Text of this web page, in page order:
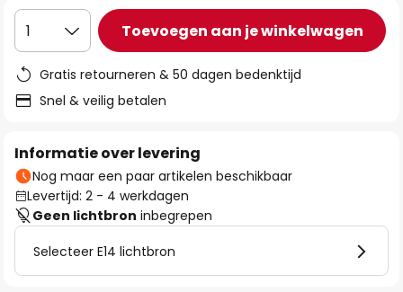
1 Toevoegen aan je winkelwagen
Gratis retourneren & 50 dagen bedenktijd
Snel & veilig betalen
Informatie over levering
Nog maar een paar artikelen beschikbaar
Levertijd: 2 - 4 werkdagen
Geen lichtbron inbegrepen
Selecteer E14 lichtbron